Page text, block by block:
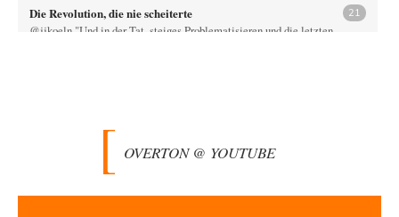
Die Revolution, die nie scheiterte 21
@jjkoeln "Und in der Tat, steiges Problematisieren und die letzten
seine Thesen von Ex-US-Präsident Bush…
vor 8 Stunden zu:
Helmut Schelsky – Der Mann, der den Marxismus überlebte
Er fragte, wem Fabriken gehören. Die Gegenwart zwingt zu einer anderen
OVERTON @ YOUTUBE